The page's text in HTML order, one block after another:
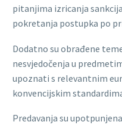
pitanjima izricanja
pokretanja postupka po
Dodatno su obrađene
nesvjedočenja u
upoznati s relevantnim
konvencijskim
Predavanja su